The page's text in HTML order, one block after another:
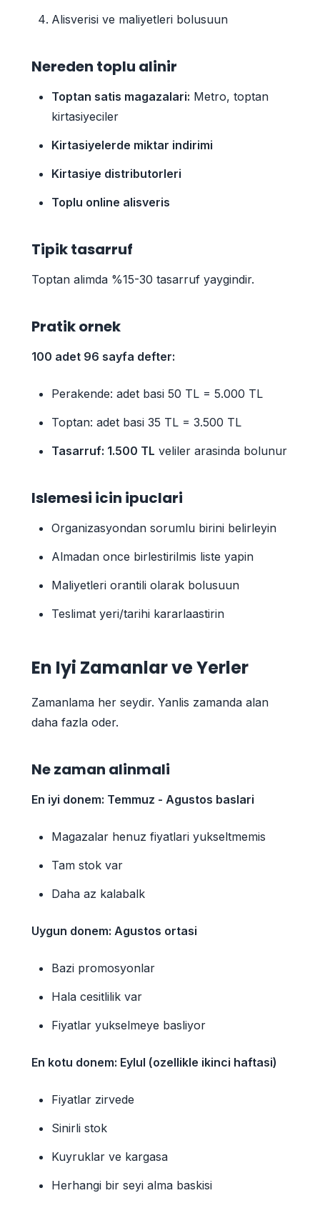
Alisverisi ve maliyetleri bolusuun
Nereden toplu alinir
Toptan satis magazalari: Metro, toptan
kirtasiyeciler
Kirtasiyelerde miktar indirimi
Kirtasiye distributorleri
Toplu online alisveris
Tipik tasarruf
Toptan alimda %15-30 tasarruf yaygindir.
Pratik ornek
100 adet 96 sayfa defter:
Perakende: adet basi 50 TL = 5.000 TL
Toptan: adet basi 35 TL = 3.500 TL
Tasarruf: 1.500 TL veliler arasinda bolunur
Islemesi icin ipuclari
Organizasyondan sorumlu birini belirleyin
Almadan once birlestirilmis liste yapin
Maliyetleri orantili olarak bolusuun
Teslimat yeri/tarihi kararlaastirin
En Iyi Zamanlar ve Yerler
Zamanlama her seydir. Yanlis zamanda alan
daha fazla oder.
Ne zaman alinmali
En iyi donem: Temmuz - Agustos baslari
Magazalar henuz fiyatlari yukseltmemis
Tam stok var
Daha az kalabalk
Uygun donem: Agustos ortasi
Bazi promosyonlar
Hala cesitlilik var
Fiyatlar yukselmeye basliyor
En kotu donem: Eylul (ozellikle ikinci haftasi)
Fiyatlar zirvede
Sinirli stok
Kuyruklar ve kargasa
Herhangi bir seyi alma baskisi